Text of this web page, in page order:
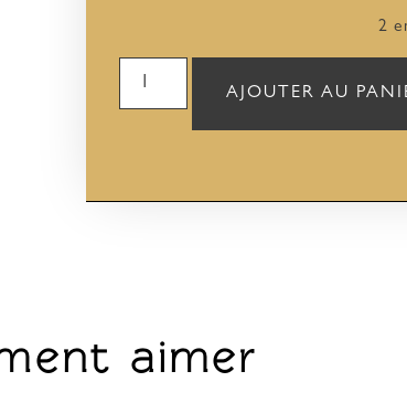
2
AJOUTER AU
aimer